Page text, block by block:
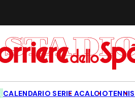
CALENDARIO SERIE ACALCIOTENNIS